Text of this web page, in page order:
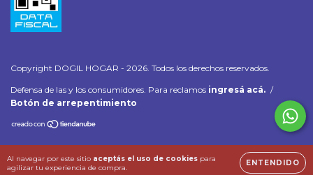
Al navegar por este sitio aceptás el uso de cookies para
agilizar tu experiencia de compra.
ENTENDIDO
Copyright DOGIL HOGAR - 2026. Todos los derechos reservados.
Defensa de las y los consumidores. Para reclamos ingresá acá. /
Botón de arrepentimiento